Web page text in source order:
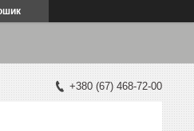
+380 (67) 468-72-00